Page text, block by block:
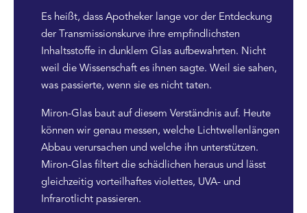
Es heißt, dass Apotheker lange vor der Entdeckung
der Transmissionskurve ihre empfindlichsten
Inhaltsstoffe in dunklem Glas aufbewahrten. Nicht
weil die Wissenschaft es ihnen sagte. Weil sie sahen,
was passierte, wenn sie es nicht taten.
Miron-Glas baut auf diesem Verständnis auf. Heute
können wir genau messen, welche Lichtwellenlängen
Abbau verursachen und welche ihn unterstützen.
Miron-Glas filtert die schädlichen heraus und lässt
gleichzeitig vorteilhaftes violettes, UVA- und
Infrarotlicht passieren.